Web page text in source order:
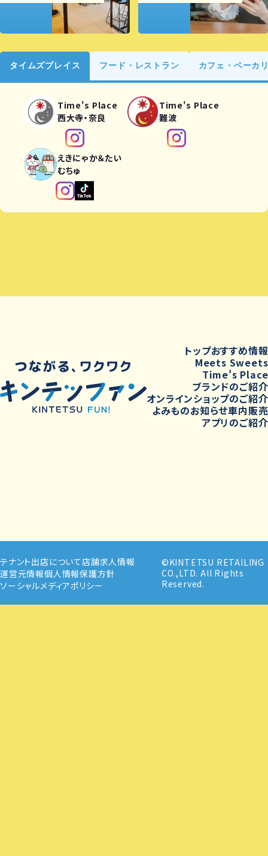
タイムズプレイス フード・レストラン カフェ・ベーカ
Time's Place
西大寺・奈良
Time's Place
難波
えきにゃか＆たい
むちゅ
トップおすすめ情報
Meets Sweets
Time's Place
ブランドのご紹介
オンラインショップのご紹介
よみものお知らせ車内販売
アプリのご紹介
テナント出店について店舗求人情報
運営元情報個人情報保護方針
ソーシャルメディアポリシー
©KINTETSU RETAILING
CO.,LTD. All Rights
Reserved.